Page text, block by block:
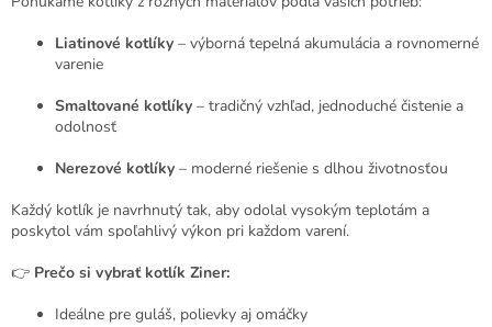
y
p
u
Liatinové kotlíky – výborná tepelná akumulácia a rovnomerné
varenie
Smaltované kotlíky – tradičný vzhľad, jednoduché čistenie a
odolnosť
Nerezové kotlíky – moderné riešenie s dlhou životnosťou
Každý kotlík je navrhnutý tak, aby odolal vysokým teplotám a
poskytol vám spoľahlivý výkon pri každom varení.
👉 Prečo si vybrať kotlík Ziner:
Ideálne pre guláš, polievky aj omáčky